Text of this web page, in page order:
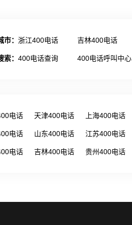
市： 浙江400电话 吉林400电话
索： 400电话查询 400电话呼叫中心
电话 天津400电话 上海400电话
电话 山东400电话 江苏400电话
电话 吉林400电话 贵州400电话